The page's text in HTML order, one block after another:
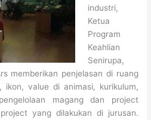
industri,
Ketua
Program
Keahlian
Senirupa,
memberikan penjelasan di ruang
ikon, value di animasi, kurikulum,
magang dan project
yang dilakukan di jurusan.